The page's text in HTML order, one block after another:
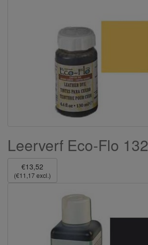
Leerverf Eco-Flo
€13,52
(€11,17 excl.)